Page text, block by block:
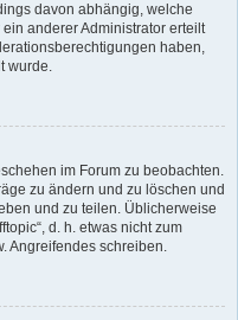
davon abhängig, welche
anderer Administrator erteilt
haben,
wurde.
im Forum zu beobachten.
zu ändern und zu löschen und
und zu teilen. Üblicherweise
d. h. etwas nicht zum
Angreifendes schreiben.